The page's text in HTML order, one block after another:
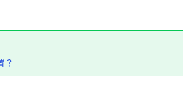
？